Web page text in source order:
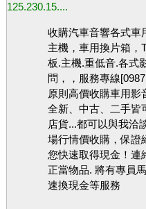
125.230.15....
收購汽車音響各式車
主機，車用換片箱，
板.主機.重低音.各式
問，，服務專線
原則高價收購車用影
全新、中古、二手皆
店貨...都可以與我洽
場行情價收購，保證
您快速取得現金！連
正當物品. 將有專員
速換現金等服務